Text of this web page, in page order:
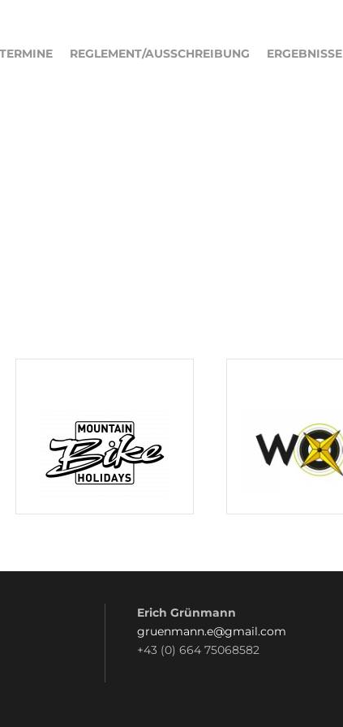
TERMINE REGLEMENT/AUSSCHREIBUNG ERGEBNISSE
Erich Grünmann
gruenmann.e@gmail.com
+43 (0) 664 75068582